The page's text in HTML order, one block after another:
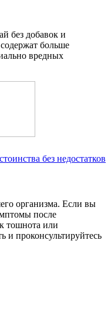
без добавок и
больше
вредных
без недостатков
организма. Если вы
после
тошнота или
и проконсультируйтесь